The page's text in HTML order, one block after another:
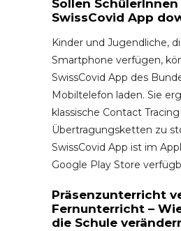
Sollen
SwissCovid App
Kinder und Jugendliche,
Smartphone verfügen,
SwissCovid App des
Mobiltelefon laden. Sie
klassische Contact
Übertragungsketten zu
SwissCovid App ist im
Google Play Store
Präsenzunterricht
Fernunterricht –
die Schule